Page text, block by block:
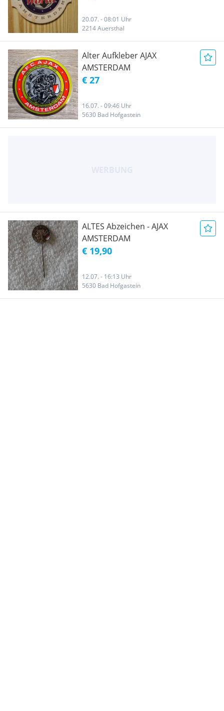
20.07. - 08:01 Uhr
2214 Auersthal
Alter Aufkleber AJAX
AMSTERDAM
€ 27
16.07. - 09:46 Uhr
5630 Bad Hofgastein
ALTES Abzeichen - AJAX
AMSTERDAM
€ 19,90
12.07. - 16:13 Uhr
5630 Bad Hofgastein